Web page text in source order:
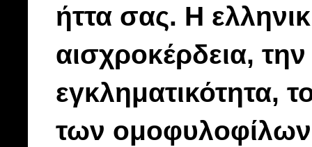
ήττα σας. Η
αισχροκέρδεια,
εγκληματικότητα,
των